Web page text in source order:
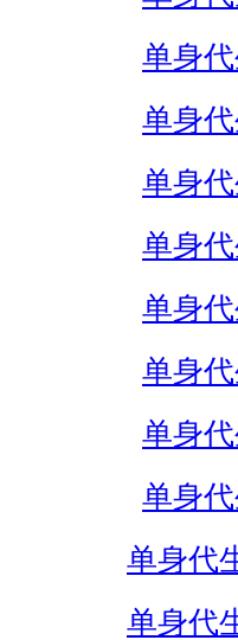
单身
单身
单身
单身
单身
单身
单身
单身
单身代
单身代